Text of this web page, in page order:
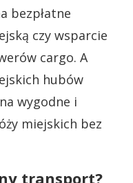
bezpłatne
czy wsparcie
cargo. A
hubów
wygodne i
miejskich bez
transport?